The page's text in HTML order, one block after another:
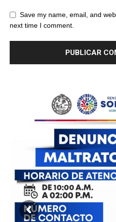
Save my name, email, and
next time I comment.